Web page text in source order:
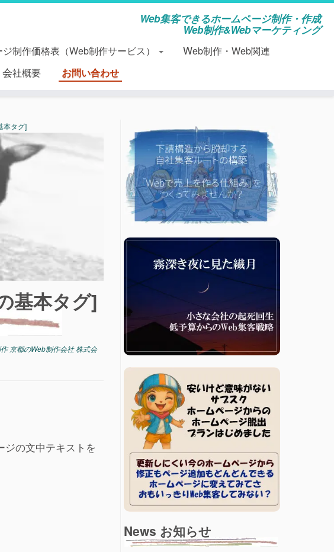
Web集客できるホームページ制作・作成
Web制作&Webマーケティング
ジ制作価格表（Web制作サービス）
Web制作・Web関連
会社概要 お問い合わせ
本タグ]
基本タグ]
京都のWeb制作会社 株式会
ジの文中テキストを
News お知らせ